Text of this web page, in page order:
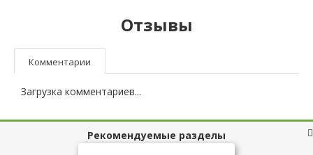
Отзывы
Комментарии
Загрузка комментариев...
Рекомендуемые разделы